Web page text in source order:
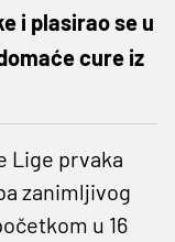
i plasirao se u
cure iz
Lige prvaka
zanimljivog
u 16